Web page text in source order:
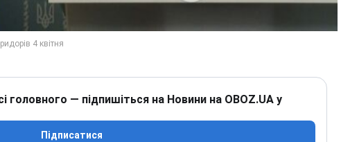
головного — підпишіться на Новини на OBOZ.UA у
Підписатися